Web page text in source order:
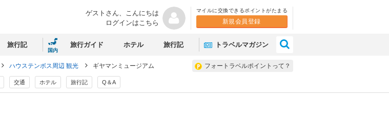
ゲストさん、 こんにちは
ログインはこちら
マイルに交換できるポイントがたまる
新規会員登録
旅行記
国内
旅行ガイド ホテル 旅行記 トラベルマガジン
フォートラベルポイントって？
ハウステンボス周辺 観光 ギヤマンミュージアム
交通 ホテル 旅行記 Q＆A